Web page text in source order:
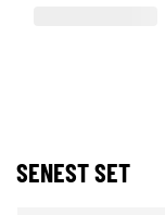
SENEST SET